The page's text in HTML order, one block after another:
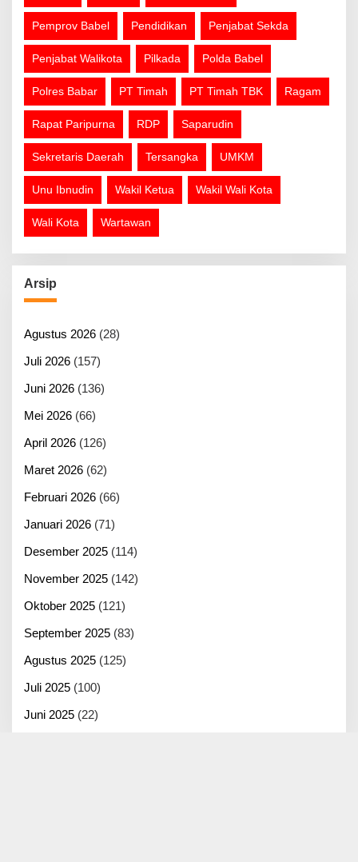
Pemprov Babel Pendidikan Penjabat Sekda
Penjabat Walikota Pilkada Polda Babel
Polres Babar PT Timah PT Timah TBK Ragam
Rapat Paripurna RDP Saparudin
Sekretaris Daerah Tersangka UMKM
Unu Ibnudin Wakil Ketua Wakil Wali Kota
Wali Kota Wartawan
Arsip
Agustus 2026 (28)
Juli 2026 (157)
Juni 2026 (136)
Mei 2026 (66)
April 2026 (126)
Maret 2026 (62)
Februari 2026 (66)
Januari 2026 (71)
Desember 2025 (114)
November 2025 (142)
Oktober 2025 (121)
September 2025 (83)
Agustus 2025 (125)
Juli 2025 (100)
Juni 2025 (22)